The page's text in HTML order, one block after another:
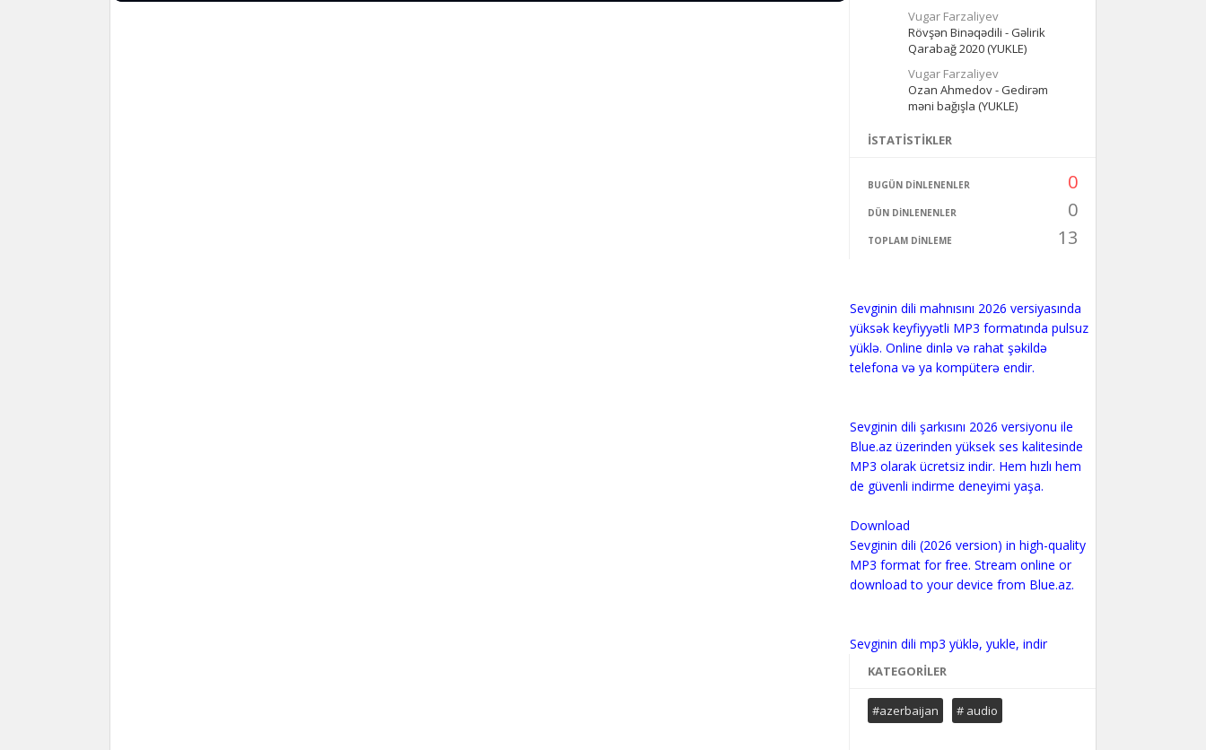
Vugar Farzaliyev
Rövşən Binəqədili - Gəlirik
Qarabağ 2020 (YUKLE)
Vugar Farzaliyev
Ozan Ahmedov - Gedirəm
məni bağışla (YUKLE)
İSTATISTIKLER
BUGÜN DINLENENLER 0
DÜN DINLENENLER 0
TOPLAM DINLEME 13
Sevginin dili mahnısını 2026 versiyasında
yüksək keyfiyyətli MP3 formatında pulsuz
yüklə. Online dinlə və rahat şəkildə
telefona və ya kompüterə endir.
Sevginin dili şarkısını 2026 versiyonu ile
Blue.az üzerinden yüksek ses kalitesinde
MP3 olarak ücretsiz indir. Hem hızlı hem
de güvenli indirme deneyimi yaşa.
Download
Sevginin dili (2026 version) in high-quality
MP3 format for free. Stream online or
download to your device from Blue.az.
Sevginin dili mp3 yüklə, yukle, indir
KATEGORILER
#azerbaijan # audio